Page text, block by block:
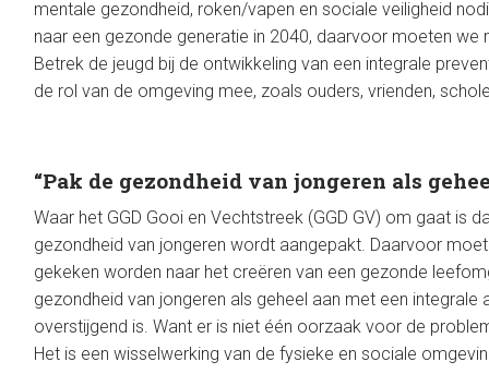
mentale gezondheid, roken/vapen en sociale veiligheid
naar een gezonde generatie in 2040, daarvoor moeten we
Betrek de jeugd bij de ontwikkeling van een integrale
de rol van de omgeving mee, zoals ouders, vrienden,
“Pak de gezondheid van jongeren als
Waar het GGD Gooi en Vechtstreek (GGD GV) om gaat is
gezondheid van jongeren wordt aangepakt. Daarvoor
gekeken worden naar het creëren van een gezonde
gezondheid van jongeren als geheel aan met een integrale
overstijgend is. Want er is niet één oorzaak voor de
Het is een wisselwerking van de fysieke en sociale